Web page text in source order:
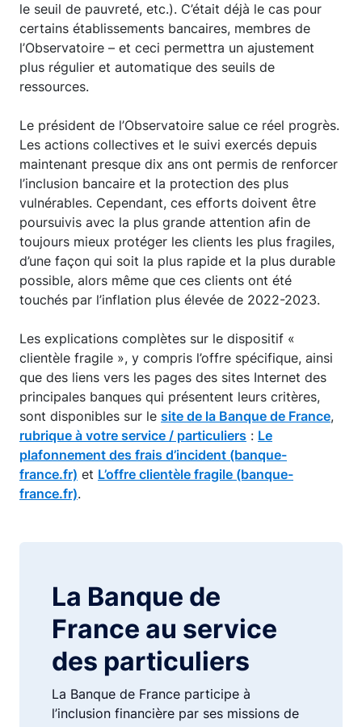
le seuil de pauvreté, etc.). C’était déjà le cas pour
certains établissements bancaires, membres de
l’Observatoire – et ceci permettra un ajustement
plus régulier et automatique des seuils de
ressources.
Le président de l’Observatoire salue ce réel progrès.
Les actions collectives et le suivi exercés depuis
maintenant presque dix ans ont permis de renforcer
l’inclusion bancaire et la protection des plus
vulnérables. Cependant, ces efforts doivent être
poursuivis avec la plus grande attention afin de
toujours mieux protéger les clients les plus fragiles,
d’une façon qui soit la plus rapide et la plus durable
possible, alors même que ces clients ont été
touchés par l’inflation plus élevée de 2022-2023.
Les explications complètes sur le dispositif «
clientèle fragile », y compris l’offre spécifique, ainsi
que des liens vers les pages des sites Internet des
principales banques qui présentent leurs critères,
sont disponibles sur le site de la Banque de France,
rubrique à votre service / particuliers : Le
plafonnement des frais d’incident (banque-
france.fr) et L’offre clientèle fragile (banque-
france.fr).
La Banque de
France au service
des particuliers
La Banque de France participe à
l’inclusion financière par ses missions de